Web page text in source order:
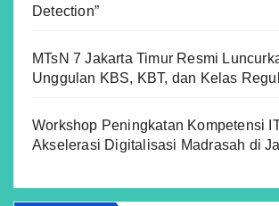
Detection”
MTsN 7 Jakarta Timur Resmi
Unggulan KBS, KBT, dan Kelas
Workshop Peningkatan Kompetensi
Akselerasi Digitalisasi Madrasah di